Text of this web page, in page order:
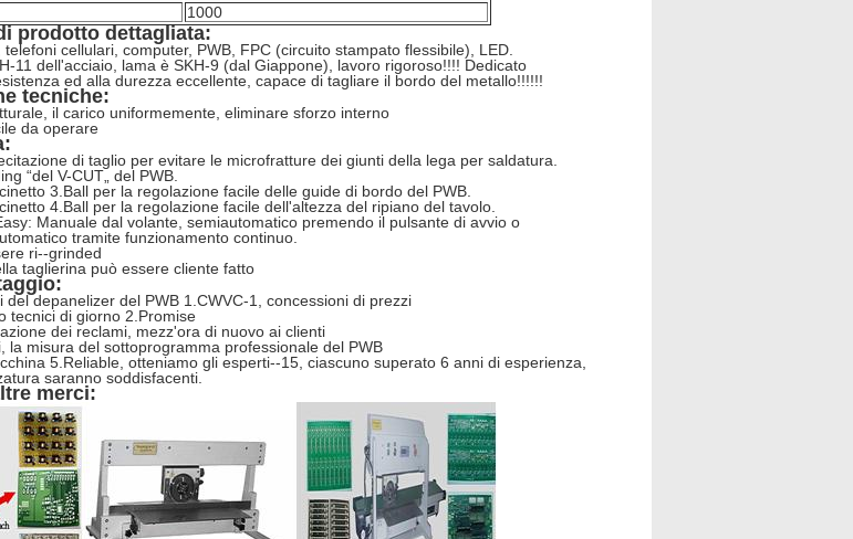
1000
prodotto dettagliata:
cellulari, computer, PWB, FPC (circuito stampato flessibile), LED.
11 dell'acciaio, lama è SKH-9 (dal Giappone), lavoro rigoroso!!!! Dedicato
ed alla durezza eccellente, capace di tagliare il bordo del metallo!!!!!!
tecniche:
il carico uniformemente, eliminare sforzo interno
da operare
di taglio per evitare le microfratture dei giunti della lega per saldatura.
“del V-CUT„ del PWB.
3.Ball per la regolazione facile delle guide di bordo del PWB.
4.Ball per la regolazione facile dell'altezza del ripiano del tavolo.
Manuale dal volante, semiautomatico premendo il pulsante di avvio o
tramite funzionamento continuo.
ri--grinded
taglierina può essere cliente fatto
del depanelizer del PWB 1.CWVC-1, concessioni di prezzi
tecnici di giorno 2.Promise
dei reclami, mezz'ora di nuovo ai clienti
la misura del sottoprogramma professionale del PWB
5.Reliable, otteniamo gli esperti--15, ciascuno superato 6 anni di esperienza,
saranno soddisfacenti.
merci: